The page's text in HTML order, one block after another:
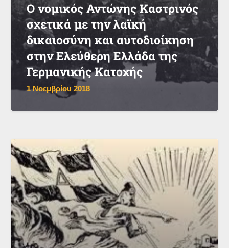
Ο νομικός Αντώνης Καστρινός
σχετικά με την λαϊκή
δικαιοσύνη και αυτοδιοίκηση
στην Ελεύθερη Ελλάδα της
Γερμανικής Κατοχής
1 Νοεμβρίου 2018